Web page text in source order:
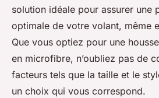
solution idéale pour assurer une
optimale de votre volant, même
Que vous optiez pour une
en microfibre, n’oubliez pas de
facteurs tels que la taille et le
un choix qui vous correspond.